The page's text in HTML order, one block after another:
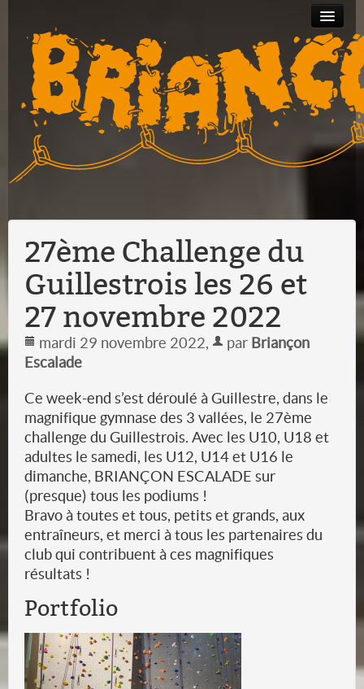
Bourse
au
matériel
Albums
photos
Contact
27ème Challenge du
Guillestrois les 26 et
27 novembre 2022
mardi 29 novembre 2022, par Briançon
Escalade
Ce week-end s’est déroulé à Guillestre, dans le
magnifique gymnase des 3 vallées, le 27ème
challenge du Guillestrois. Avec les U10, U18 et
adultes le samedi, les U12, U14 et U16 le
dimanche, BRIANÇON ESCALADE sur
(presque) tous les podiums !
Bravo à toutes et tous, petits et grands, aux
entraîneurs, et merci à tous les partenaires du
club qui contribuent à ces magnifiques
résultats !
Portfolio